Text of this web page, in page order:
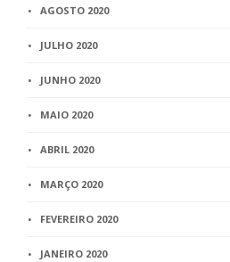
AGOSTO 2020
JULHO 2020
JUNHO 2020
MAIO 2020
ABRIL 2020
MARÇO 2020
FEVEREIRO 2020
JANEIRO 2020